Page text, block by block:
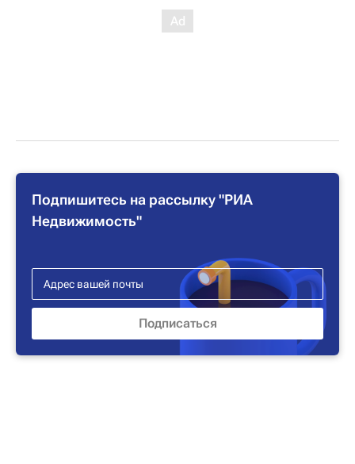
Подпишитесь на рассылку "РИА
Недвижимость"